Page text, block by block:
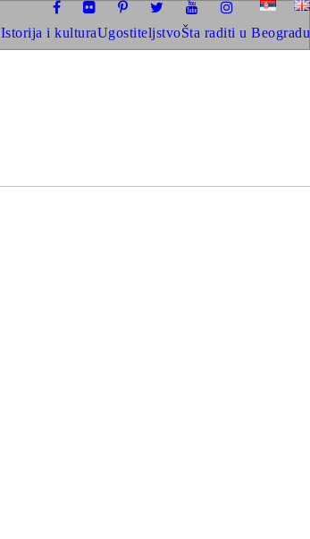
Istorija i kulturaUgostiteljstvoŠta raditi u Beogradu